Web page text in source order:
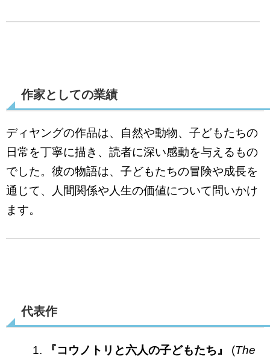
作家としての業績
ディヤングの作品は、自然や動物、子どもたちの
日常を丁寧に描き、読者に深い感動を与えるもの
でした。彼の物語は、子どもたちの冒険や成長を
通じて、人間関係や人生の価値について問いかけ
ます。
代表作
『コウノトリと六人の子どもたち』 (The